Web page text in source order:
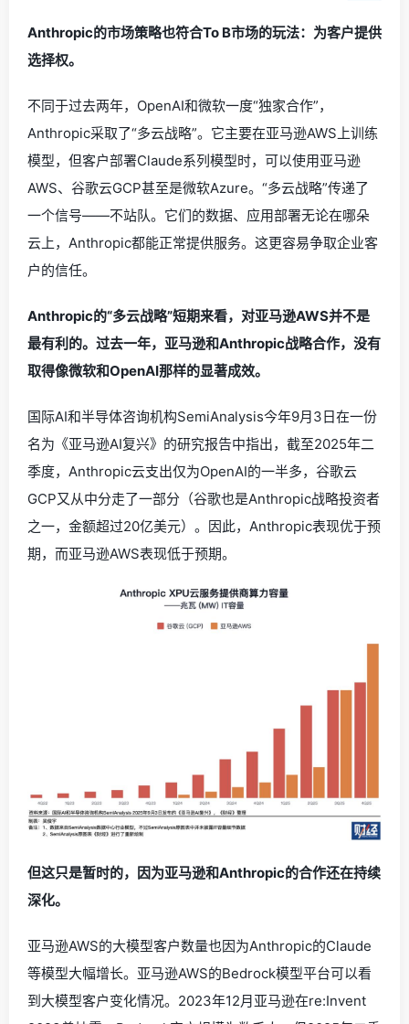
Anthropic的市场策略也符合To B市场的玩法：为客户提供
选择权。
不同于过去两年，OpenAI和微软一度“独家合作”，
Anthropic采取了“多云战略”。它主要在亚马逊AWS上训练
模型，但客户部署Claude系列模型时，可以使用亚马逊
AWS、谷歌云GCP甚至是微软Azure。“多云战略”传递了
一个信号——不站队。它们的数据、应用部署无论在哪朵
云上，Anthropic都能正常提供服务。这更容易争取企业客
户的信任。
Anthropic的“多云战略”短期来看，对亚马逊AWS并不是
最有利的。过去一年，亚马逊和Anthropic战略合作，没有
取得像微软和OpenAI那样的显著成效。
国际AI和半导体咨询机构SemiAnalysis今年9月3日在一份
名为《亚马逊AI复兴》的研究报告中指出，截至2025年二
季度，Anthropic云支出仅为OpenAI的一半多，谷歌云
GCP又从中分走了一部分（谷歌也是Anthropic战略投资者
之一，金额超过20亿美元）。因此，Anthropic表现优于预
期，而亚马逊AWS表现低于预期。
但这只是暂时的，因为亚马逊和Anthropic的合作还在持续
深化。
亚马逊AWS的大模型客户数量也因为Anthropic的Claude
等模型大幅增长。亚马逊AWS的Bedrock模型平台可以看
到大模型客户变化情况。2023年12月亚马逊在re:Invent